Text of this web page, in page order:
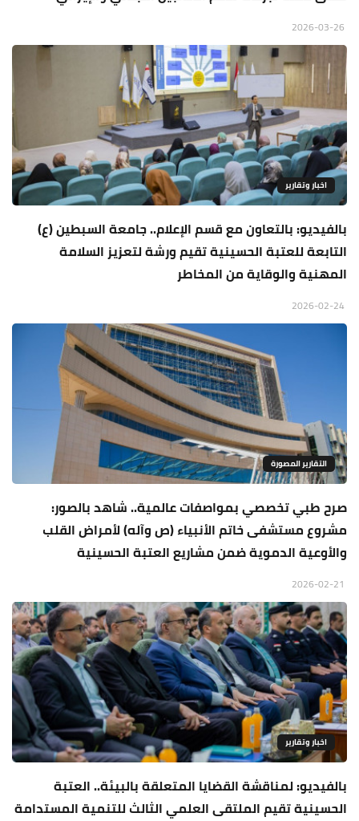
اخبار وتقارير
بالفيديو: بالتعاون مع قسم الإعلام.. جامعة السبطين (ع)
التابعة للعتبة الحسينية تقيم ورشة لتعزيز السلامة
المهنية والوقاية من المخاطر
التقارير المصورة
صرح طبي تخصصي بمواصفات عالمية.. شاهد بالصور:
مشروع مستشفى خاتم الأنبياء (ص وآله) لأمراض القلب
والأوعية الدموية ضمن مشاريع العتبة الحسينية
اخبار وتقارير
بالفيديو: لمناقشة القضايا المتعلقة بالبيئة.. العتبة
الحسينية تقيم الملتقى العلمي الثالث للتنمية المستدامة